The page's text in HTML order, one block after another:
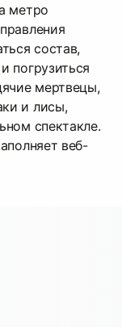
метро
состав,
погрузиться
мертвецы,
и лисы,
спектакле.
веб-